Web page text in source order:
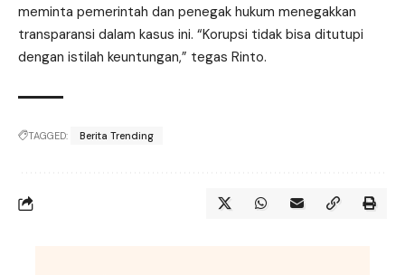
meminta pemerintah dan penegak hukum menegakkan
transparansi dalam kasus ini. “Korupsi tidak bisa ditutupi
dengan istilah keuntungan,” tegas Rinto.
TAGGED: Berita Trending